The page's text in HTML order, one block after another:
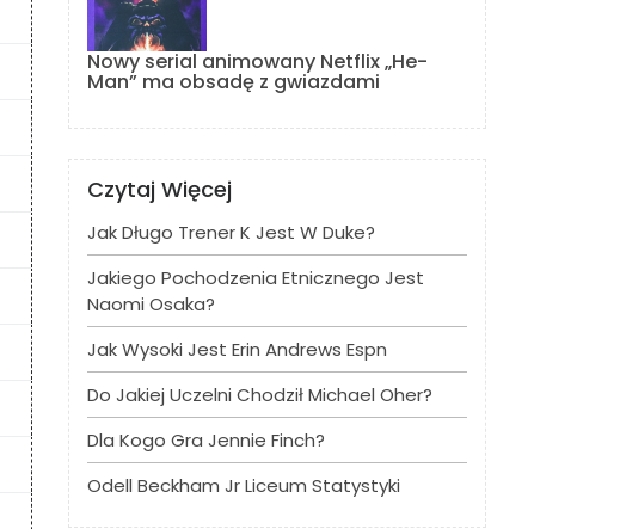
Nowy serial animowany Netflix „He-
Man” ma obsadę z gwiazdami
Czytaj Więcej
Jak Długo Trener K Jest W Duke?
Jakiego Pochodzenia Etnicznego Jest
Naomi Osaka?
Jak Wysoki Jest Erin Andrews Espn
Do Jakiej Uczelni Chodził Michael Oher?
Dla Kogo Gra Jennie Finch?
Odell Beckham Jr Liceum Statystyki